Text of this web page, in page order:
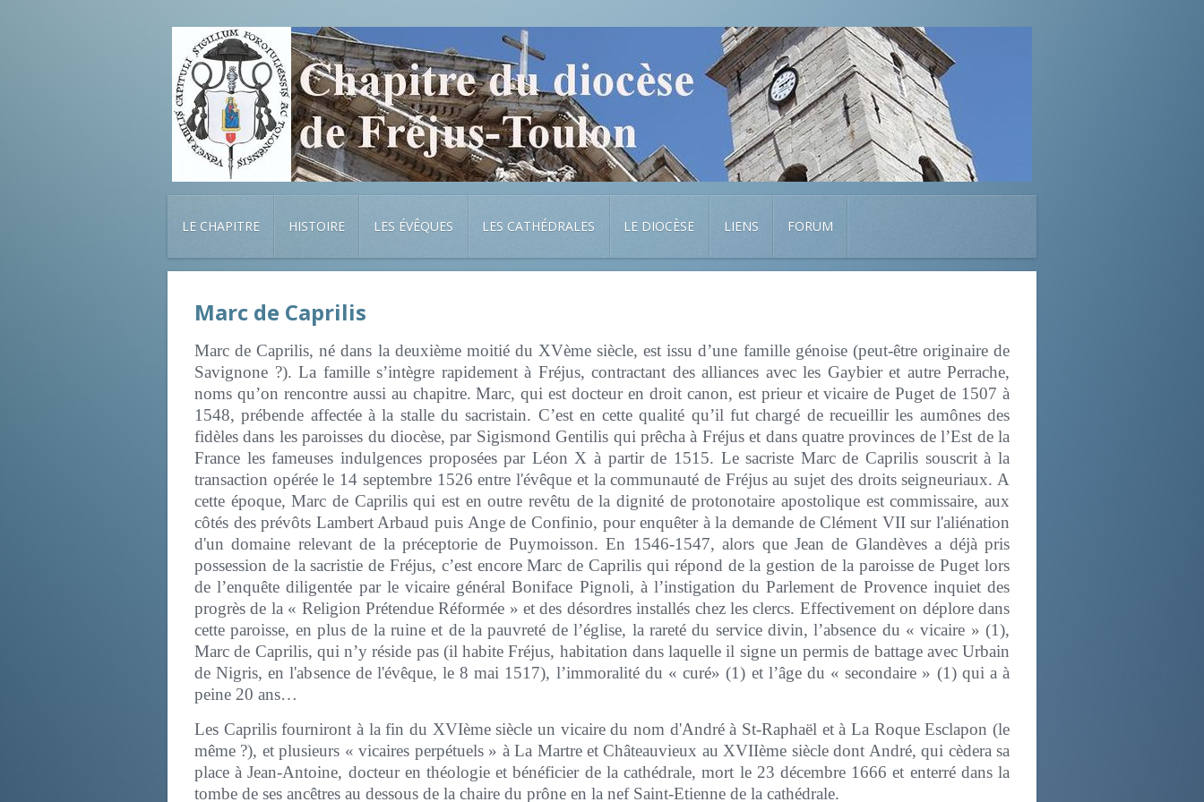
LE CHAPITRE HISTOIRE LES ÉVÊQUES LES CATHÉDRALES LE DIOCÈSE LIENS FORUM
Marc de Caprilis
Marc de Caprilis, né dans la deuxième moitié du XVème siècle, est issu d’une famille génoise (peut-être originaire de
Savignone ?). La famille s’intègre rapidement à Fréjus, contractant des alliances avec les Gaybier et autre Perrache,
noms qu’on rencontre aussi au chapitre. Marc, qui est docteur en droit canon, est prieur et vicaire de Puget de 1507 à
1548, prébende affectée à la stalle du sacristain. C’est en cette qualité qu’il fut chargé de recueillir les aumônes des
fidèles dans les paroisses du diocèse, par Sigismond Gentilis qui prêcha à Fréjus et dans quatre provinces de l’Est de la
France les fameuses indulgences proposées par Léon X à partir de 1515. Le sacriste Marc de Caprilis souscrit à la
transaction opérée le 14 septembre 1526 entre l'évêque et la communauté de Fréjus au sujet des droits seigneuriaux. A
cette époque, Marc de Caprilis qui est en outre revêtu de la dignité de protonotaire apostolique est commissaire, aux
côtés des prévôts Lambert Arbaud puis Ange de Confinio, pour enquêter à la demande de Clément VII sur l'aliénation
d'un domaine relevant de la préceptorie de Puymoisson. En 1546-1547, alors que Jean de Glandèves a déjà pris
possession de la sacristie de Fréjus, c’est encore Marc de Caprilis qui répond de la gestion de la paroisse de Puget lors
de l’enquête diligentée par le vicaire général Boniface Pignoli, à l’instigation du Parlement de Provence inquiet des
progrès de la « Religion Prétendue Réformée » et des désordres installés chez les clercs. Effectivement on déplore dans
cette paroisse, en plus de la ruine et de la pauvreté de l’église, la rareté du service divin, l’absence du « vicaire » (1),
Marc de Caprilis, qui n’y réside pas (il habite Fréjus, habitation dans laquelle il signe un permis de battage avec Urbain
de Nigris, en l'absence de l'évêque, le 8 mai 1517), l’immoralité du « curé» (1) et l’âge du « secondaire » (1) qui a à
peine 20 ans…
Les Caprilis fourniront à la fin du XVIème siècle un vicaire du nom d'André à St-Raphaël et à La Roque Esclapon (le
même ?), et plusieurs « vicaires perpétuels » à La Martre et Châteauvieux au XVIIème siècle dont André, qui cèdera sa
place à Jean-Antoine, docteur en théologie et bénéficier de la cathédrale, mort le 23 décembre 1666 et enterré dans la
tombe de ses ancêtres au dessous de la chaire du prône en la nef Saint-Etienne de la cathédrale.